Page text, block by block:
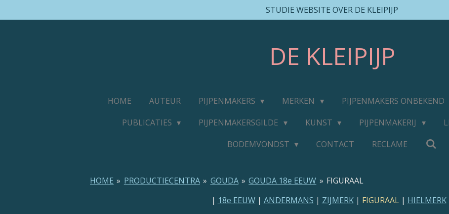
direct
STUDIE WEBSITE OVER DE KLEIPIJP
DE KLEIPIJP
HOME AUTEUR PIJPENMAKERS MERKEN PIJPENMAKERS ONBEKEND
PUBLICATIES
PIJPENMAKERSGILDE KUNST PIJPENMAKERIJ
BODEMVONDST
CONTACT RECLAME
HOME » PRODUCTIECENTRA » GOUDA » GOUDA 18e EEUW » FIGURAAL
| 18e EEUW| ANDERMANS | ZIJMERK| FIGURAAL | HIELMERK